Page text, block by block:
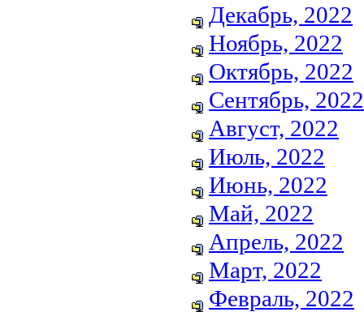
Декабрь, 2022
Ноябрь, 2022
Октябрь, 2022
Сентябрь, 2022
Август, 2022
Июль, 2022
Июнь, 2022
Май, 2022
Апрель, 2022
Март, 2022
Февраль, 2022